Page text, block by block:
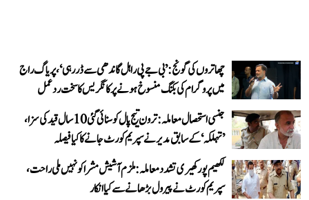
چھاتروں کی گونج: ’بی جے پی راہل گاندھی سے ڈر رہی‘، پریاگ راج
میں پروگرام کی بکنگ منسوخ ہونے پر کانگریس کا سخت ردعمل
جنسی استحصال معاملہ: ترون تیج پال کو سنائی گئی 10 سال قید کی سزا،
’تہلکہ‘ کے سابق مدیر نے سپریم کورٹ جانے کا کیا فیصلہ
لکھیم پور کھیری تشدد معاملہ: ملزم آشیش مشرا کو نہیں ملی راحت،
سپریم کورٹ نے پیرول بڑھانے سے کیا انکار